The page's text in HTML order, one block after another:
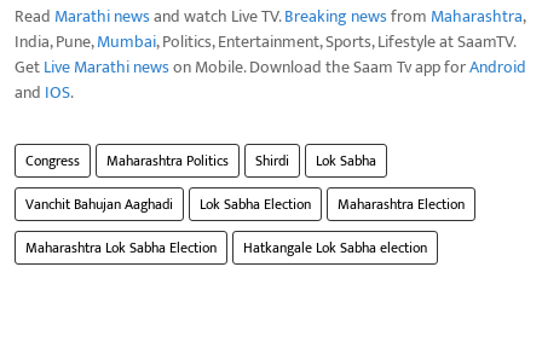
Read Marathi newsand watch Live TV.Breaking newsfrom Maharashtra,
India, Pune,Mumbai, Politics, Entertainment, Sports, Lifestyle at SaamTV.
GetLive Marathi newson Mobile. Download the Saam Tv app forAndroid
and IOS.
Congress Maharashtra Politics Shirdi
Lok Sabha
Vanchit Bahujan Aaghadi
Lok Sabha Election
Maharashtra Election
Maharashtra Lok Sabha Election
Hatkangale Lok Sabha election